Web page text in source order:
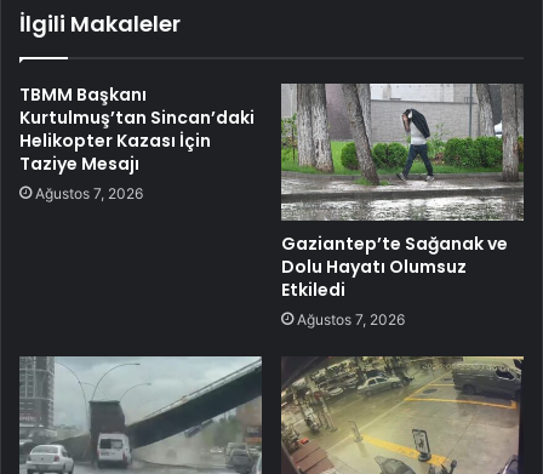
İlgili Makaleler
TBMM Başkanı
Kurtulmuş’tan Sincan’daki
Helikopter Kazası İçin
Taziye Mesajı
Ağustos 7, 2026
Gaziantep’te Sağanak ve
Dolu Hayatı Olumsuz
Etkiledi
Ağustos 7, 2026